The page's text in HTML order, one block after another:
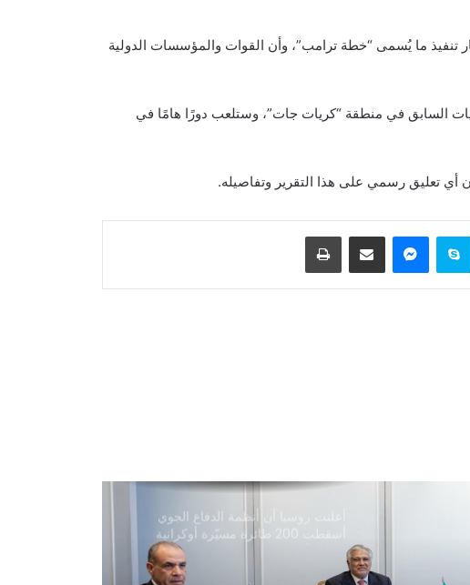
تنفيذ ما يُسمى “خطة ترامب”، وأن القوات والمؤسسات الدولية
السابق في منطقة “كريات جات”، وستلعب دورًا هامًا في
أي تعليق رسمي على هذا التقرير وتفاصيله.
سكايب ماسنجر مشاركة عبر البريد طباعة
انتقد وزير الدفاع الأمريكي شبكة CNN
بسبب تقريرها عن مخزون الصواريخ
انفجار وحريق في منطقة جبل علي
غارة جوية سعودية على قاعدة جوية
شمال صنعاء
أعلنت روسيا أن أنظمة الدفاع الجوي
أسقطت 200 طائرة مسيّرة أوكرانية
خلال الأربع والعشرين ساعة الماضية